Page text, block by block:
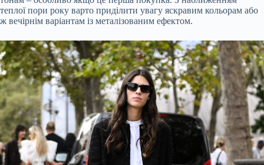
теплої пори року варто приділити увагу яскравим кольорам або
ж вечірнім варіантам із металізованим ефектом.